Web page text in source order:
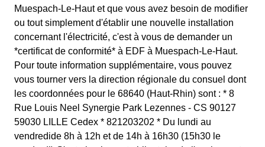
Muespach-Le-Haut et que vous avez besoin de modifier
ou tout simplement d'établir une nouvelle installation
concernant l'électricité, c'est à vous de demander un
*certificat de conformité* à EDF à Muespach-Le-Haut.
Pour toute information supplémentaire, vous pouvez
vous tourner vers la direction régionale du consuel dont
les coordonnées pour le 68640 (Haut-Rhin) sont : * 8
Rue Louis Neel Synergie Park Lezennes - CS 90127
59030 LILLE Cedex * 821203202 * Du lundi au
vendredide 8h à 12h et de 14h à 16h30 (15h30 le